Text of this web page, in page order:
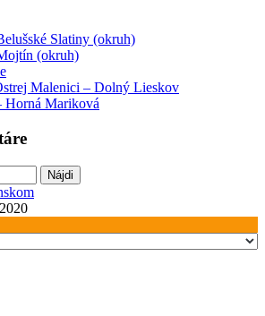
Slatiny (okruh)
(okruh)
Malenici – Dolný Lieskov
Horná Mariková